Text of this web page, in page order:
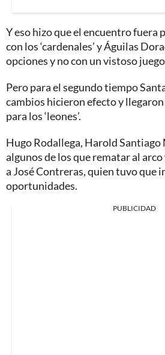
Y eso hizo que el encuentro fuera
con los ‘cardenales’ y Águilas
opciones y no con un vistoso
Pero para el segundo tiempo
cambios hicieron efecto y llegaron
para los ‘leones’.
Hugo Rodallega, Harold
algunos de los que rematar al
a José Contreras, quien tuvo que
oportunidades.
PUBLICIDAD